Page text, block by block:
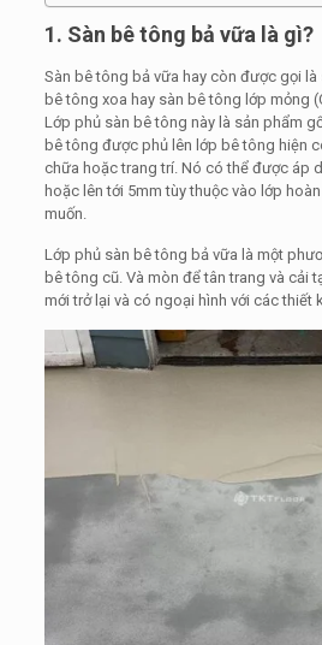
1. Sàn bê tông bả vữa là gì?
Sàn bê tông bả vữa hay còn được gọi
bê tông xoa hay sàn bê tông lớp mỏng
Lớp phủ sàn bê tông này là sản phẩm
bê tông được phủ lên lớp bê tông hiện
chữa hoặc trang trí. Nó có thể được áp
hoặc lên tới 5mm tùy thuộc vào lớp
muốn.
Lớp phủ sàn bê tông bả vữa là một
bê tông cũ. Và mòn để tân trang và cải
mới trở lại và có ngoại hình với các thiết